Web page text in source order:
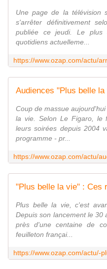
Une page de la télévision
s'arrêter définitivement
publiée ce jeudi. Le plus
quotidiens actuelleme...
Coup de massue
la vie. Selon Le Figaro, le
leurs soirées depuis 2004
programme - pr...
Plus belle la vie, c'est
Depuis son lancement le 30
près d'une centaine de
feuilleton françai...